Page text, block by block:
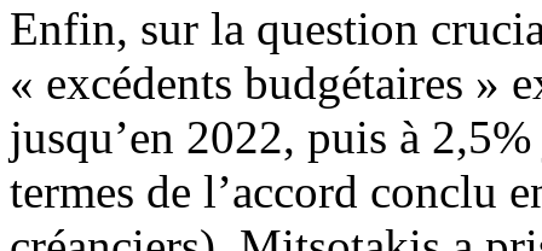
Enfin, sur la question
« excédents budgétaires »
jusqu’en 2022, puis à
termes de l’accord conclu